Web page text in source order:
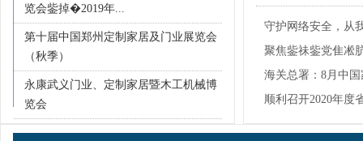
览会鈭掉�2019年...
第十届中国郑州定制家居及门业展览会
（秋季）
永康武义门业、定制家居暨木工机械博
览会
建党100周年主题
顺利召开
“大智造·新人居
论坛在江山成功举
守护网络安全，从
聚焦鈭祙鈭党隹凇
贸...
海关总署：8月中
7.9%！
顺利召开2020年度